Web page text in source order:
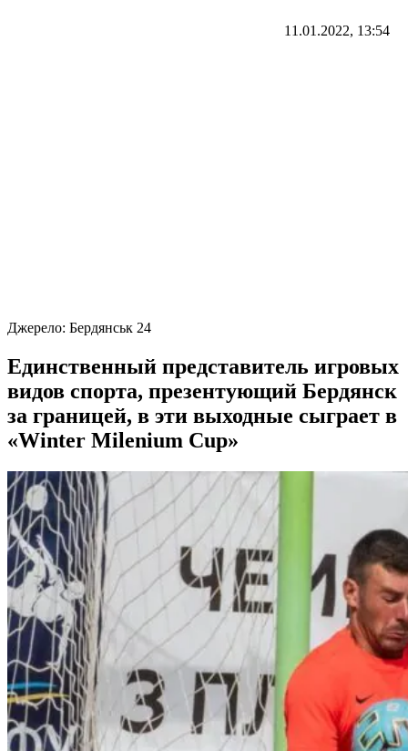
11.01.2022, 13:54
Джерело: Бердянськ 24
Единственный представитель игровых
видов спорта, презентующий Бердянск
за границей, в эти выходные сыграет в
«Winter Milenium Cup»